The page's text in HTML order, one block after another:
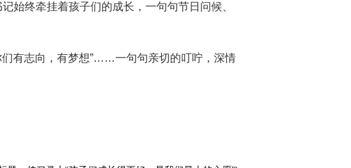
始终牵挂着孩子们的成长，一句句节日问候、
们有志向，有梦想”……一句句亲切的叮咛，深情